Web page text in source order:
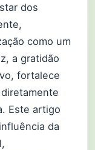
dos
como um
a gratidão
fortalece
Este artigo
da